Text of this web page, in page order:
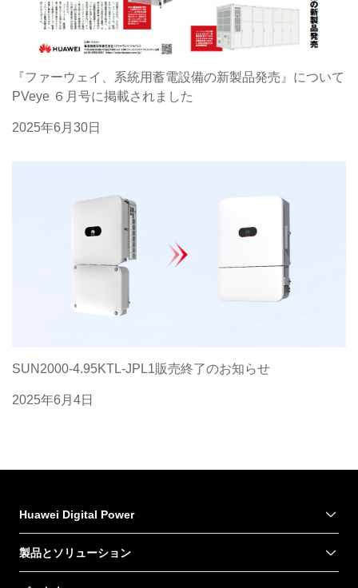
『ファーウェイ、系統用蓄電設備の新製品発売』について
PVeye ６月号に掲載されました
2025年6月30日
SUN2000-4.95KTL-JPL1販売終了のお知らせ
2025年6月4日
Huawei Digital Power
製品とソリューション